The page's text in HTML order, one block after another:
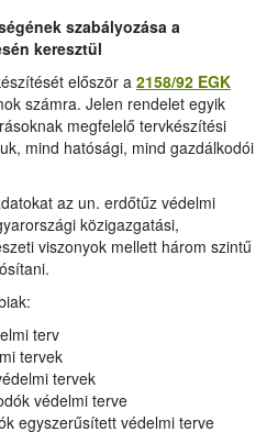
szabályozása a
keresztül
először a 2158/92 EGK
számra. Jelen rendelet egyik
megfelelő tervkészítési
mind hatósági, mind gazdálkodói
az un. erdőtűz védelmi
közigazgatási,
viszonyok mellett három szintű
terv
tervek
tervek
védelmi terve
védelmi terve